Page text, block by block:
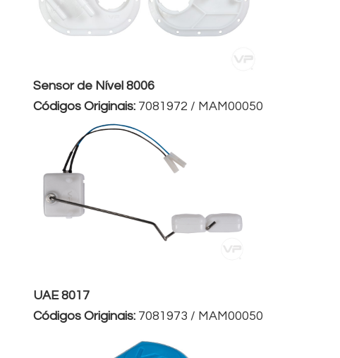
Sensor de Nível 8006
Códigos Originais: 7081972 / MAM00050
UAE 8017
Códigos Originais: 7081973 / MAM00050